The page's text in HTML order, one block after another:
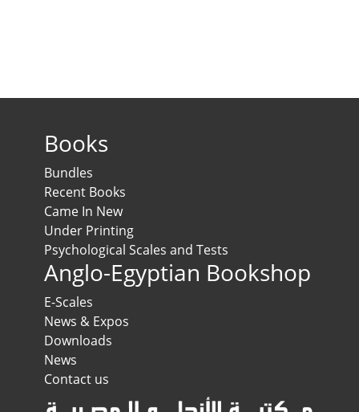
Books
Bundles
Recent Books
Came In New
Under Printing
Psychological Scales and Tests
Anglo-Egyptian Bookshop
E-Scales
News & Expos
Downloads
News
Contact us